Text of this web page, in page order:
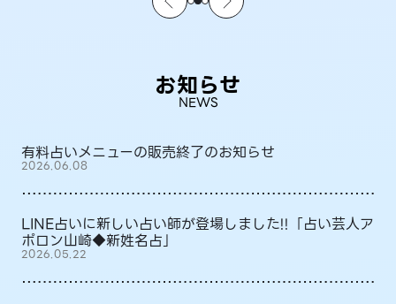
お知らせ
NEWS
有料占いメニューの販売終了のお知らせ
2026.06.08
LINE占いに新しい占い師が登場しました!!「占い芸人ア
ポロン山崎◆新姓名占」
2026.05.22